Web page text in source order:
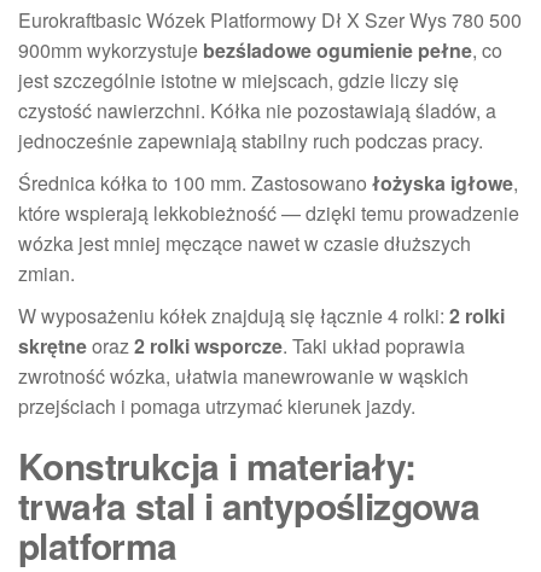
Eurokraftbasic Wózek Platformowy Dł X Szer Wys 780 500
900mm wykorzystuje bezśladowe ogumienie pełne, co
jest szczególnie istotne w miejscach, gdzie liczy się
czystość nawierzchni. Kółka nie pozostawiają śladów, a
jednocześnie zapewniają stabilny ruch podczas pracy.
Średnica kółka to 100 mm. Zastosowano łożyska igłowe,
które wspierają lekkobieżność — dzięki temu prowadzenie
wózka jest mniej męczące nawet w czasie dłuższych
zmian.
W wyposażeniu kółek znajdują się łącznie 4 rolki: 2 rolki
skrętneoraz2 rolki wsporcze. Taki układ poprawia
zwrotność wózka, ułatwia manewrowanie w wąskich
przejściach i pomaga utrzymać kierunek jazdy.
Konstrukcja i materiały:
trwała stal i antypoślizgowa
platforma